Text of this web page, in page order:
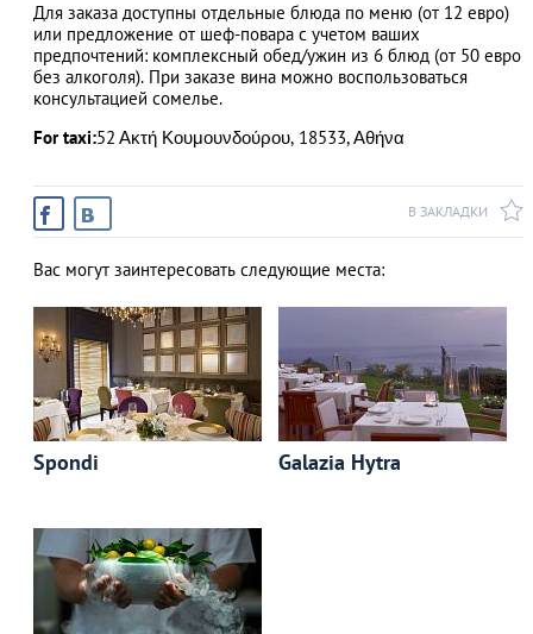
Для заказа доступны отдельные блюда по меню (от 12 евро)
или предложение от шеф-повара с учетом ваших
предпочтений: комплексный обед/ужин из 6 блюд (от 50 евро
без алкоголя). При заказе вина можно воспользоваться
консультацией сомелье.
For taxi:52 Ακτή Κουμουνδούρου, 18533, Αθήνα
В ЗАКЛАДКИ
Вас могут заинтересовать следующие места:
Spondi Galazia Hytra